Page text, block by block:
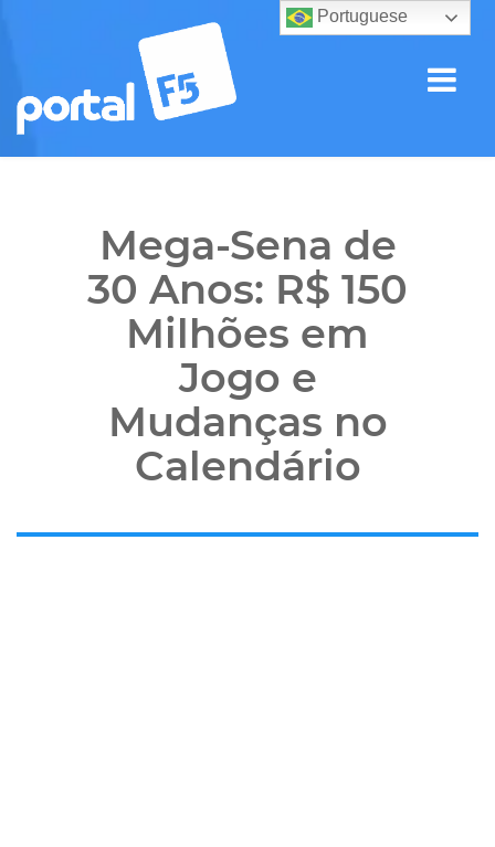
Mega-Sena de
30 Anos: R$ 150
Milhões em
Jogo e
Mudanças no
Calendário
Portuguese